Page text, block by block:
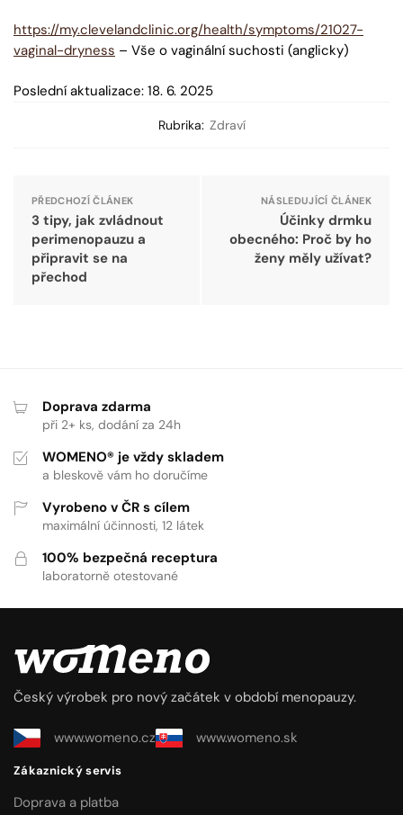
https://my.clevelandclinic.org/health/symptoms/21027-
vaginal-dryness – Vše o vaginální suchosti (anglicky)
Poslední aktualizace: 18. 6. 2025
Rubrika: Zdraví
PŘEDCHOZÍ ČLÁNEK
3 tipy, jak zvládnout
perimenopauzu a
připravit se na
přechod
NÁSLEDUJÍCÍ ČLÁNEK
Účinky drmku
obecného: Proč by ho
ženy měly užívat?
Doprava zdarma
při 2+ ks, dodání za 24h
WOMENO® je vždy skladem
a bleskově vám ho doručíme
Vyrobeno v ČR s cílem
maximální účinnosti, 12 látek
100% bezpečná receptura
laboratorně otestované
Český výrobek pro nový začátek v období menopauzy.
www.womeno.cz www.womeno.sk
Zákaznický servis
Doprava a platba